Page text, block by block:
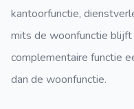
kantoorfunctie,
mits de woonfunctie
complementaire functie
dan de woonfunctie.